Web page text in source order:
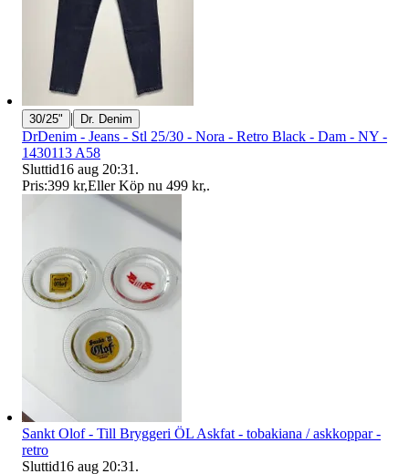
30/25" | Dr. Denim
DrDenim - Jeans - Stl 25/30 - Nora - Retro Black - Dam - NY -
1430113 A58
Sluttid16 aug 20:31 .
Pris:399 kr,Eller Köp nu 499 kr,.
Sankt Olof - Till Bryggeri ÖL Askfat - tobakiana / askkoppar -
retro
Sluttid16 aug 20:31 .